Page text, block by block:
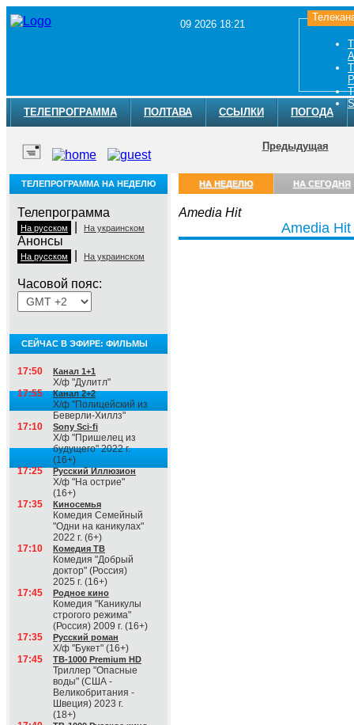
09 2026 18:21
ТЕЛЕПРОГРАММА ПОЛТАВА ССЫЛКИ ПОГОДА
Предыдущая
ТЕЛЕПРОГРАММА НА НЕДЕЛЮ
Телепрограмма
На русском На украинском
Анонсы
На русском На украинском
Часовой пояс:
СЕЙЧАС В ЭФИРЕ: ФИЛЬМЫ
17:50 Канал 1+1
Х/ф "Дулитл"
17:55
Канал 2+2
Х/ф "Полицейский из
Беверли-Хиллз"
17:10
Sony Sci-fi
Х/ф "Пришелец из
будущего" 2022 г.
(16+)
17:25
Русский Иллюзион
Х/ф "На острие"
(16+)
17:35
Киносемья
Комедия Семейный
"Одни на каникулах"
2022 г. (6+)
17:10
Комедия ТВ
Комедия "Добрый
доктор" (Россия)
2025 г. (16+)
17:45
Родное кино
Комедия "Каникулы
строгого режима"
(Россия) 2009 г. (16+)
17:35
Русский роман
Х/ф "Букет" (16+)
17:45
ТВ-1000 Premium HD
Триллер "Опасные
воды" (США -
Великобритания -
Швеция) 2023 г.
(18+)
НА НЕДЕЛЮ НА СЕГОДНЯ
Amedia Hit
Amedia Hit